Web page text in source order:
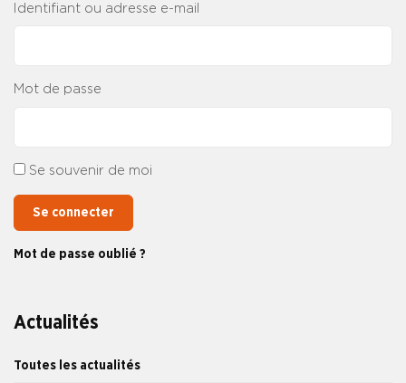
Actualités
Toutes les actualités
Identifiant ou adresse e-mail
Mot de passe
Se souvenir de moi
Se connecter
Mot de passe oublié ?